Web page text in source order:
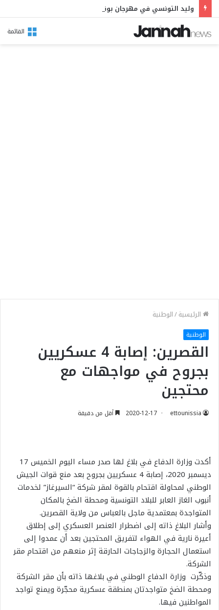
القائمة
الرئيسية/الوطنية
الوطنية
القصرين: إصابة 4 عسكريين
بجروح في مواجهات مع
محتجين
ettounissia
2020-12-17 أقل من دقيقة
أكدت وزارة الدفاع في بلاغ لها صدر مساء اليوم الخميس 17
ديسمبر 2020، إصابة 4 عسكريين بجروح بعد منع قوات الجيش
الوطني لمحاولة اقتحام بالقوة لمقر شركة “السيرغاز” لخدمات
أنبوب الغاز العابر للبلاد التونسية ومحطة الضخ بالمكان
المتواجدة بمعتمدية ماجل بالعباس من ولاية القصرين.
وأشار البلاغ ذاته إلى اضطرار العنصر العسكري إلى إطلاق
أعيرة نارية في الهواء لتفريق المحتجين بعد أن عمدوا إلى
استعمال الحجارة والزجاجات الحارقة إثر منعهم من اقتحام مقر
الشركة.
وذكّرت وزارة الدفاع الوطني في بلاغها ذاته بأن مقر الشركة
ومحطة الضخ متواجدتان بمنطقة عسكرية محجّرة ويمنع تواجد
المواطنين فيها.